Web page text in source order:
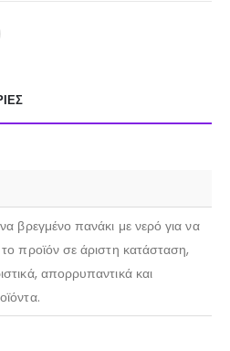
βρεγμένο πανάκι με νερό για να
το προϊόν σε άριστη κατάσταση,
απορρυπαντικά και